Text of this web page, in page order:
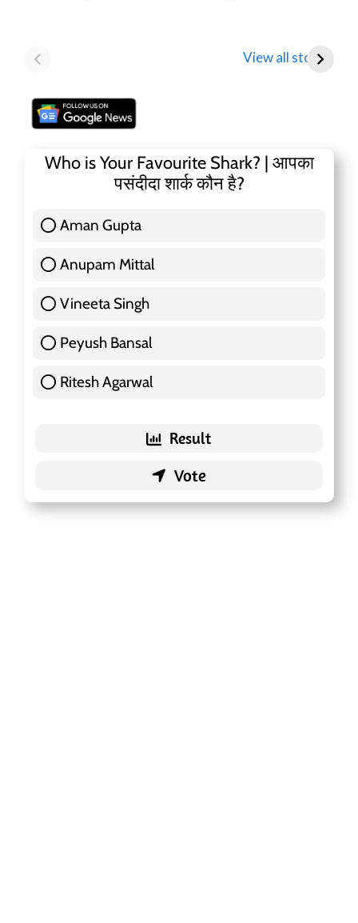
View all stories
Parent Honasa
Shares Fall Below
Who is Your Favourite Shark? | आपका
पसंदीदा शार्क कौन है?
Aman Gupta
Anupam Mittal
Vineeta Singh
Peyush Bansal
Ritesh Agarwal